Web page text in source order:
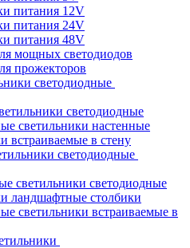
питания 12V
питания 24V
питания 48V
мощных светодиодов
прожекторов
светодиодные
светодиодные
светильники настенные
встраиваемые в стену
светодиодные
светильники светодиодные
ландшафтные столбики
светильники встраиваемые в